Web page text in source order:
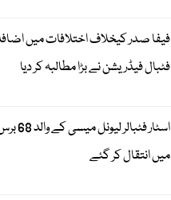
فیفا صدر کیخلاف اختلافات میں
فٹبال فیڈریشن نے بڑا مطالبہ کر دیا
اسٹار
میں انتقال کر گئے